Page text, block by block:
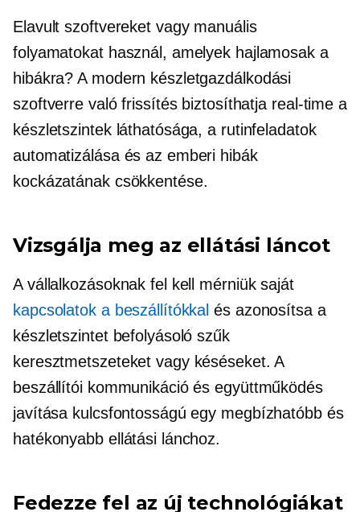
Elavult szoftvereket vagy manuális
folyamatokat használ, amelyek hajlamosak a
hibákra? A modern készletgazdálkodási
szoftverre való frissítés biztosíthatja real-time a
készletszintek láthatósága, a rutinfeladatok
automatizálása és az emberi hibák
kockázatának csökkentése.
Vizsgálja meg az ellátási láncot
A vállalkozásoknak fel kell mérniük saját
kapcsolatok a beszállítókkal és azonosítsa a
készletszintet befolyásoló szűk
keresztmetszeteket vagy késéseket. A
beszállítói kommunikáció és együttműködés
javítása kulcsfontosságú egy megbízhatóbb és
hatékonyabb ellátási lánchoz.
Fedezze fel az új technológiákat